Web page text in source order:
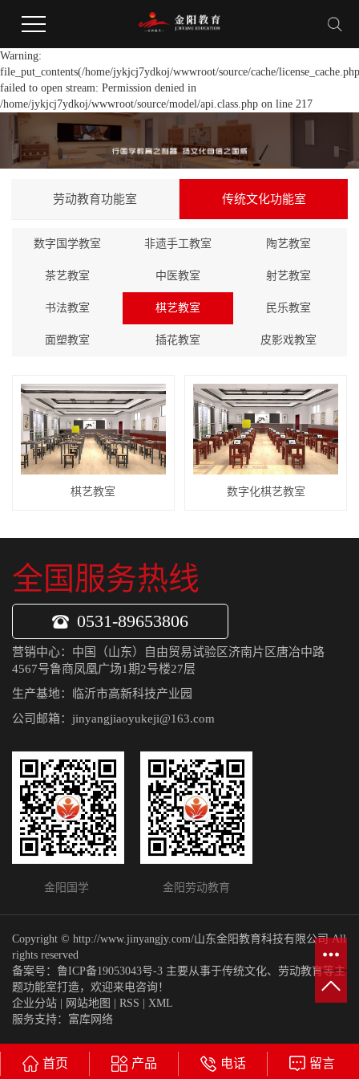
Warning:
file_put_contents(/home/jykjcj7ydkoj/wwwroot/source/cache/
failed to open stream: Permission denied in
/home/jykjcj7ydkoj/wwwroot/source/model/api.class.php on line 217
劳动教育功能室 传统文化功能室
数字国学教室 非遗手工教室 陶艺教室
茶艺教室 中医教室 射艺教室
书法教室 棋艺教室 民乐教室
面塑教室 插花教室 皮影戏教室
棋艺教室 数字化棋艺教室
全国服务热线
0531-89653806
营销中心：中国（山东）自由贸易试验区济南片区唐冶中路
4567号鲁商凤凰广场1期2号楼27层
生产基地：临沂市高新科技产业园
公司邮箱：jinyangjiaoyukeji@163.com
金阳国学 金阳劳动教育
Copyright © http://www.jinyangjy.com/山东金阳教育科技有限公司 All
rights reserved
备案号： 鲁ICP备19053043号-3 主要从事于传统文化、劳动教育等主
题功能室打造，欢迎来电咨询！
企业分站
网站地图 RSS
XML
服务支持： 富库网络
首页 产品 电话 留言